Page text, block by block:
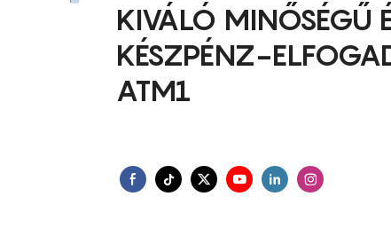
KIVÁLÓ MINŐSÉGŰ
KÉSZPÉNZ-
ATM1